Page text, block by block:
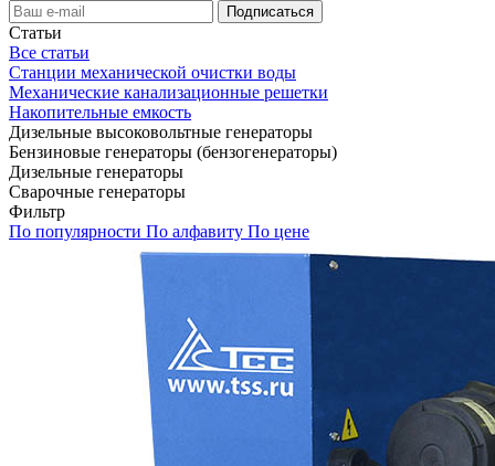
Статьи
Все статьи
Станции механической очистки воды
Механические канализационные решетки
Накопительные емкость
Дизельные высоковольтные генераторы
Бензиновые генераторы (бензогенераторы)
Дизельные генераторы
Сварочные генераторы
Фильтр
По популярности По алфавиту По цене